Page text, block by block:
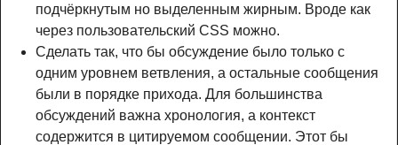
подчёркнутым но выделенным жирным. Вроде как
через пользовательский CSS можно.
Сделать так, что бы обсуждение было только с
одним уровнем ветвления, а остальные сообщения
были в порядке прихода. Для большинства
обсуждений важна хронология, а контекст
содержится в цитируемом сообщении. Этот бы